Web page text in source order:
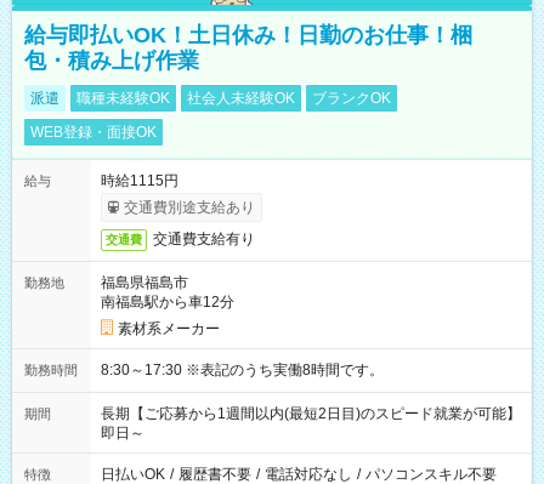
給与即払いOK！土日休み！日勤のお仕事！梱
包・積み上げ作業
派遣 職種未経験OK 社会人未経験OK
ブランクOK
WEB登録・面接OK
給与
時給1115円
交通費別途支給あり
交通費 交通費支給有り
勤務地
福島県福島市
南福島駅から車12分
素材系メーカー
勤務時間 8:30～17:30 ※表記のうち実働8時間です。
期間
長期【ご応募から1週間以内(最短2日目)のスピード就業が可能】
即日～
特徴 日払いOK / 履歴書不要 / 電話対応なし / パソコンスキル不要